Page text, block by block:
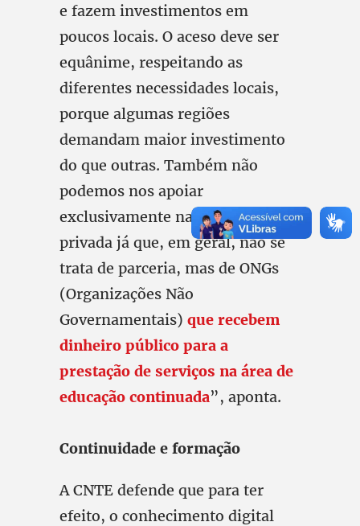
e fazem investimentos em
poucos locais. O aceso deve ser
equânime, respeitando as
diferentes necessidades locais,
porque algumas regiões
demandam maior investimento
do que outras. Também não
podemos nos apoiar
exclusivamente na iniciativa
privada já que, em geral, não se
trata de parceria, mas de ONGs
(Organizações Não
Governamentais) que recebem
dinheiro público para a
prestação de serviços na área de
educação continuada”, aponta.
Continuidade e formação
A CNTE defende que para ter
efeito, o conhecimento digital